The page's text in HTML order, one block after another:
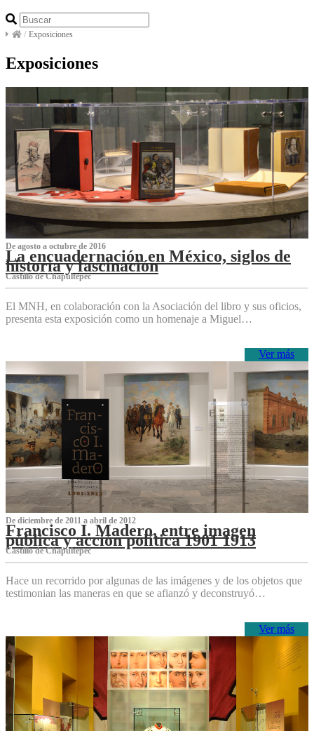
/ Exposiciones
Exposiciones
De agosto a octubre de 2016
La encuadernación en México, siglos de
historia y fascinación
Castillo de Chapultepec
El MNH, en colaboración con la Asociación del libro y sus oficios,
presenta esta exposición como un homenaje a Miguel…
Ver más
De diciembre de 2011 a abril de 2012
Francisco I. Madero, entre imagen
pública y acción política 1901 1913
Castillo de Chapultepec
Hace un recorrido por algunas de las imágenes y de los objetos que
testimonian las maneras en que se afianzó y deconstruyó…
Ver más